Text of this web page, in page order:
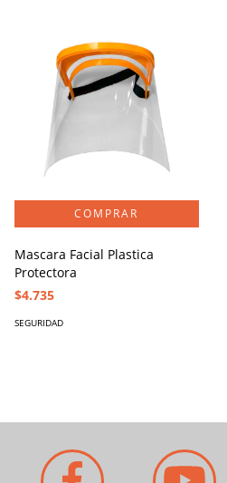
Mascara Facial Plastica
Protectora
$4.735
SEGURIDAD